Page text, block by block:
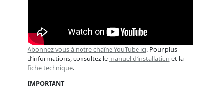
Abonnez-vous à notre chaîne YouTube ici. Pour plus
d’informations, consultez le manuel d’installation et la
fiche technique.
IMPORTANT